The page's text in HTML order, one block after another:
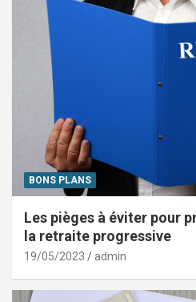
BONS PLANS
Les pièges à éviter pour
la retraite progressive
19/05/2023 admin